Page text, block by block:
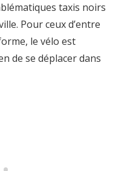
taxis noirs
Pour ceux d’entre
le vélo est
de se déplacer dans